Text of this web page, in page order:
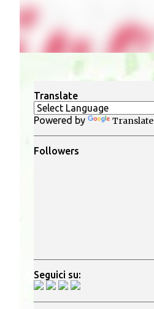
Translate
Powered by Translate
Followers
Seguici su: